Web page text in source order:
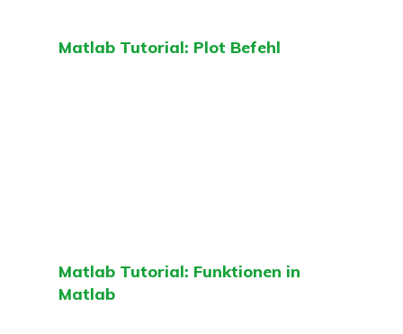
Matlab Tutorial: Plot Befehl
Matlab Tutorial: Funktionen in
Matlab